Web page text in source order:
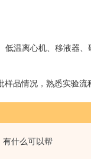
有什么可以帮
低温离心机、移液器
样品情况，熟悉实验流
1mL 提取液，在 4ºC